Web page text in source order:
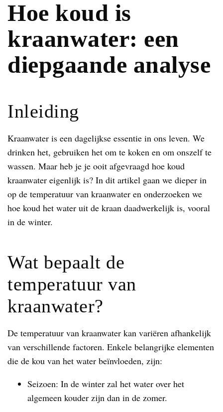
Hoe koud is
kraanwater: een
diepgaande analyse
Inleiding
Kraanwater is een dagelijkse essentie in ons leven. We
drinken het, gebruiken het om te koken en om onszelf te
wassen. Maar heb je je ooit afgevraagd hoe koud
kraanwater eigenlijk is? In dit artikel gaan we dieper in
op de temperatuur van kraanwater en onderzoeken we
hoe koud het water uit de kraan daadwerkelijk is, vooral
in de winter.
Wat bepaalt de
temperatuur van
kraanwater?
De temperatuur van kraanwater kan variëren afhankelijk
van verschillende factoren. Enkele belangrijke elementen
die de kou van het water beïnvloeden, zijn:
Seizoen: In de winter zal het water over het
algemeen kouder zijn dan in de zomer.